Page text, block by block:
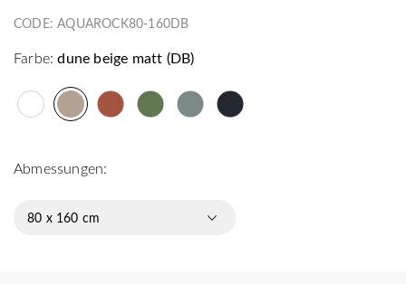
CODE:AQUAROCK80-160DB
Farbe: dune beige matt (DB)
Abmessungen:
80 x 160 cm